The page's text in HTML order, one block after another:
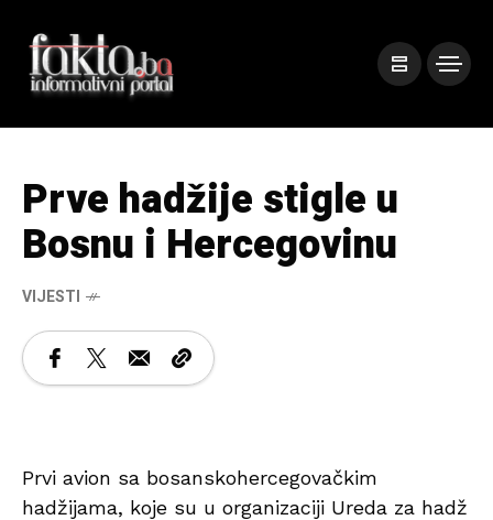
Prve hadžije stigle u
Bosnu i Hercegovinu
VIJESTI
Prvi avion sa bosanskohercegovačkim
hadžijama, koje su u organizaciji Ureda za hadž